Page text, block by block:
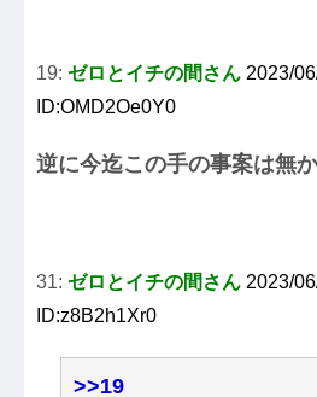
19: ゼロとイチの間さん 2023/
ID:OMD2Oe0Y0
逆に今迄この手の事案は無
31: ゼロとイチの間さん 2023/
ID:z8B2h1Xr0
>>19